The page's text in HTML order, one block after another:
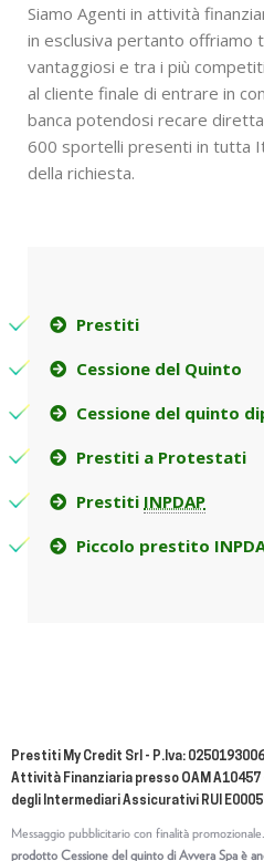
Siamo Agenti in attività
in esclusiva pertanto offriamo
vantaggiosi e tra i più
al cliente finale di entrare in
banca potendosi recare
600 sportelli presenti in tutta
della richiesta.
Prestiti
Cessione del Quinto
Cessione del quinto
Prestiti a Protestati
Prestiti INPDAP
Piccolo prestito
Prestiti My Credit Srl - P.Iva:
Attività Finanziaria presso OAM
degli Intermediari Assicurativi RUI
Messaggio pubblicitario con finalità promozionale.
prodotto Cessione del quinto di Avvera Spa è